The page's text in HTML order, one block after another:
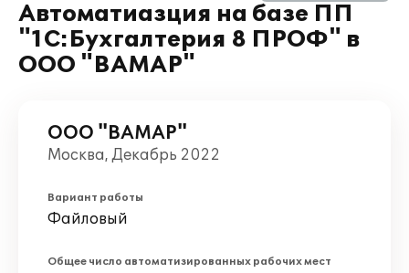
Автоматиазция на базе ПП
"1С:Бухгалтерия 8 ПРОФ" в
ООО "ВАМАР"
ООО "ВАМАР"
Москва, Декабрь 2022
Вариант работы
Файловый
Общее число автоматизированных рабочих мест